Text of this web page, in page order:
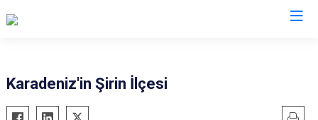
Alucra
Karadeniz'in Şirin İlçesi